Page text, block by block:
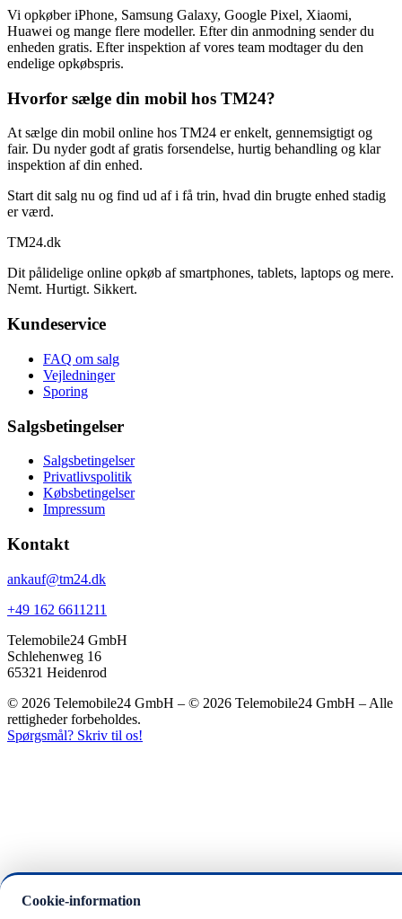
Vi opkøber iPhone, Samsung Galaxy, Google Pixel, Xiaomi,
Huawei og mange flere modeller. Efter din anmodning sender du
enheden gratis. Efter inspektion af vores team modtager du den
endelige opkøbspris.
Hvorfor sælge din mobil hos TM24?
At sælge din mobil online hos TM24 er enkelt, gennemsigtigt og
fair. Du nyder godt af gratis forsendelse, hurtig behandling og klar
inspektion af din enhed.
Start dit salg nu og find ud af i få trin, hvad din brugte enhed stadig
er værd.
TM24.dk
Dit pålidelige online opkøb af smartphones, tablets, laptops og mere.
Nemt. Hurtigt. Sikkert.
Kundeservice
FAQ om salg
Vejledninger
Sporing
Salgsbetingelser
Salgsbetingelser
Privatlivspolitik
Købsbetingelser
Impressum
Kontakt
ankauf@tm24.dk
+49 162 6611211
Telemobile24 GmbH
Schlehenweg 16
65321 Heidenrod
© 2026 Telemobile24 GmbH – © 2026 Telemobile24 GmbH – Alle
rettigheder forbeholdes.
Spørgsmål? Skriv til os!
Cookie-information